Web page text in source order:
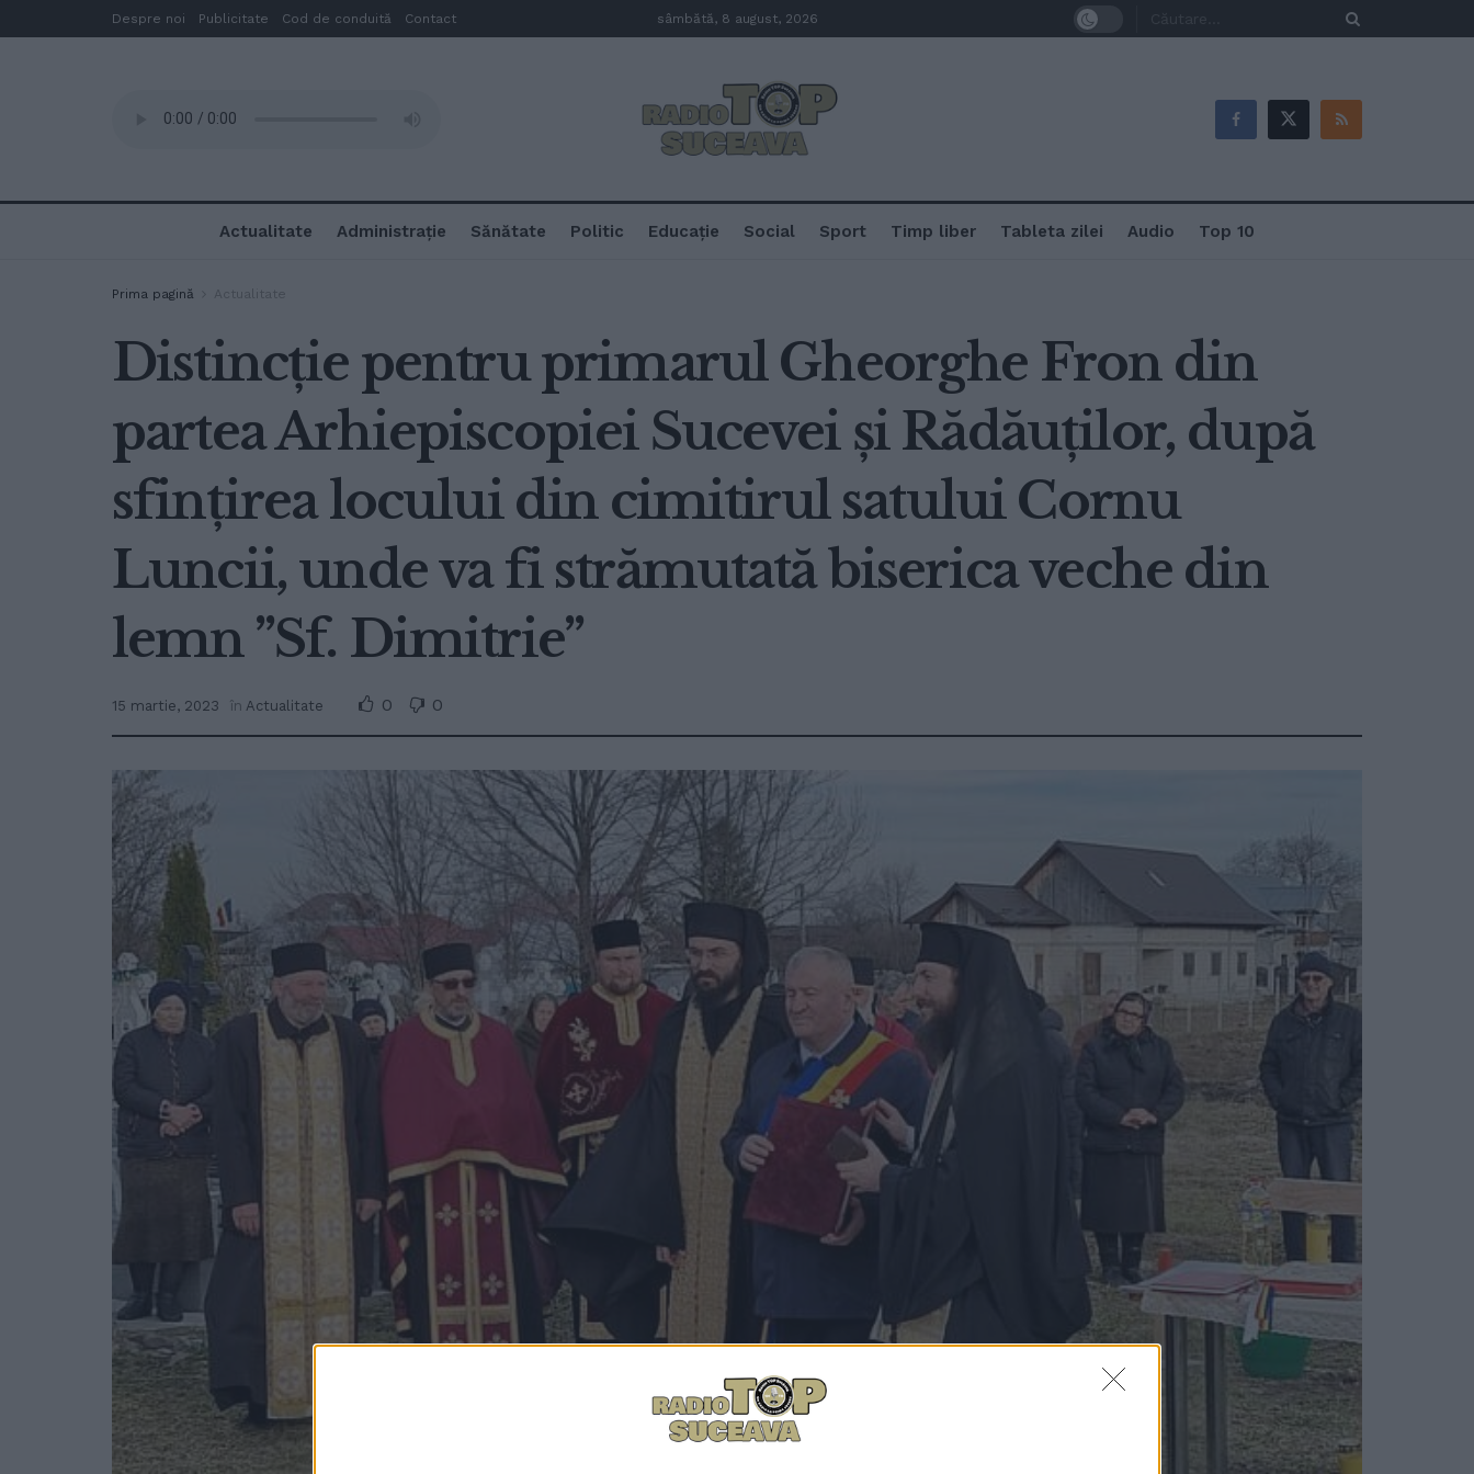
Despre noi Publicitate Cod de conduită Contact sâmbătă, 8 august, 2026
Actualitate Administrație Sănătate Politic Educație Social Sport Timp liber Tableta zilei Audio Top 10
Prima pagină Actualitate
Distincție pentru primarul Gheorghe Fron din
partea Arhiepiscopiei Sucevei și Rădăuților, după
sfințirea locului din cimitirul satului Cornu
Luncii, unde va fi strămutată biserica veche din
lemn ”Sf. Dimitrie”
15 martie, 2023 în Actualitate 0 0